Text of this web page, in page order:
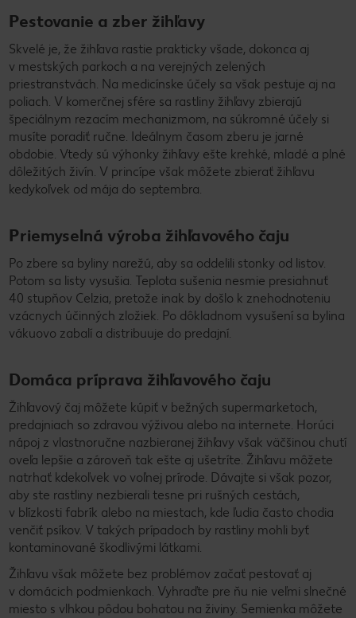
Pestovanie a zber žihľavy
Skvelé je, že žihľava rastie prakticky všade, dokonca aj
v mestských parkoch a na verejných zelených
priestranstvách. Na medicínske účely sa však pestuje aj na
poliach. V komerčnej sfére sa rastliny žihľavy zbierajú
špeciálnym rezacím mechanizmom, na súkromné účely si
musíte poradiť ručne. Ideálnym časom zberu je jarné
obdobie. Vtedy sú výhonky žihľavy ešte krehké, mladé a plné
dôležitých živín. V princípe však môžete zbierať žihľavu
kedykoľvek od mája do septembra.
Priemyselná výroba žihľavového čaju
Po zbere sa byliny narežú, aby sa oddelili stonky od listov.
Potom sa listy vysušia. Teplota sušenia nesmie presiahnuť
40 stupňov Celzia, pretože inak by došlo k znehodnoteniu
vzácnych účinných zložiek. Po dôkladnom vysušení sa bylina
vákuovo zabalí a distribuuje do predajní.
Domáca príprava žihľavového čaju
Žihľavový čaj môžete kúpiť v bežných supermarketoch,
predajniach so zdravou výživou alebo na internete. Horúci
nápoj z vlastnoručne nazbieranej žihľavy však väčšinou chutí
oveľa lepšie a zároveň tak ešte aj ušetríte. Žihľavu môžete
natrhať kdekoľvek vo voľnej prírode. Dávajte si však pozor,
aby ste rastliny nezbierali tesne pri rušných cestách,
v blízkosti fabrík alebo na miestach, kde ľudia často chodia
venčiť psíkov. V takých prípadoch by rastliny mohli byť
kontaminované škodlivými látkami.
Žihľavu však môžete bez problémov začať pestovať aj
v domácich podmienkach. Vyhraďte pre ňu nie veľmi slnečné
miesto s vlhkou pôdou bohatou na živiny. Semienka môžete